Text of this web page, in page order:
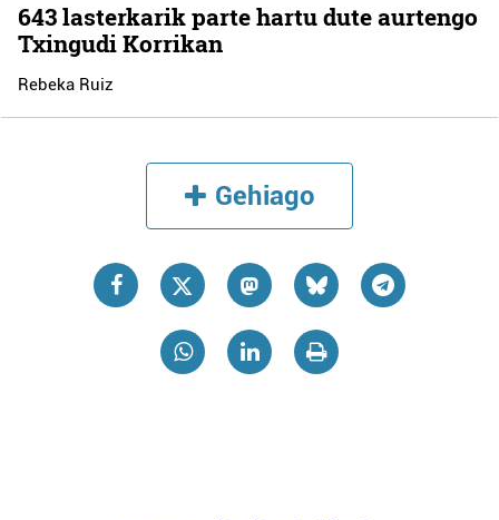
643 lasterkarik parte hartu dute aurtengo
Txingudi Korrikan
Rebeka Ruiz
Gehiago